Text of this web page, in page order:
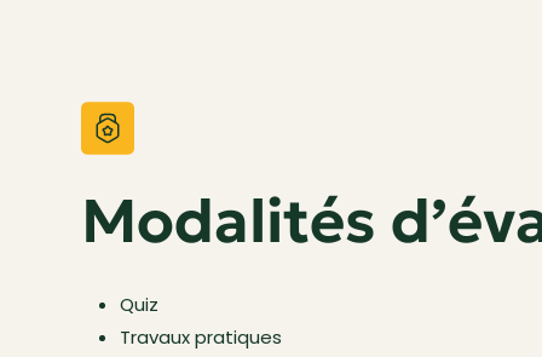
Modalités
Quiz
Travaux pratiques